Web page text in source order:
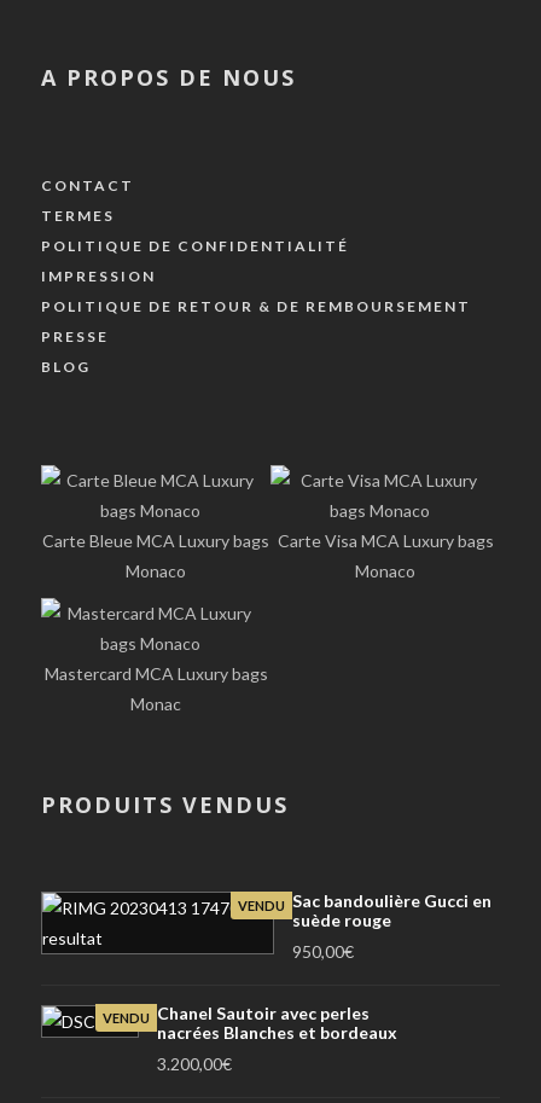
A PROPOS DE NOUS
CONTACT
TERMES
POLITIQUE DE CONFIDENTIALITÉ
IMPRESSION
POLITIQUE DE RETOUR & DE REMBOURSEMENT
PRESSE
BLOG
Carte Bleue MCA Luxury bags
Monaco
Carte Visa MCA Luxury bags
Monaco
Mastercard MCA Luxury bags
Monac
PRODUITS VENDUS
VENDU Sac bandoulière Gucci en
suède rouge
950,00€
VENDU
Chanel Sautoir avec perles
nacrées Blanches et bordeaux
3.200,00€